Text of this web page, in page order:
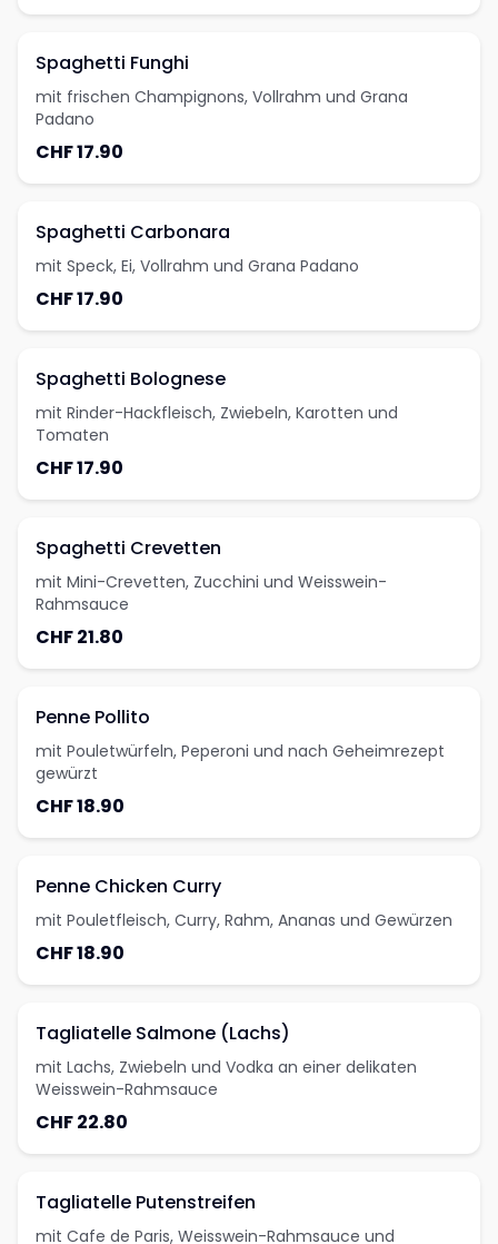
Spaghetti Funghi
mit frischen Champignons, Vollrahm und Grana
Padano
CHF 17.90
Spaghetti Carbonara
mit Speck, Ei, Vollrahm und Grana Padano
CHF 17.90
Spaghetti Bolognese
mit Rinder-Hackfleisch, Zwiebeln, Karotten und
Tomaten
CHF 17.90
Spaghetti Crevetten
mit Mini-Crevetten, Zucchini und Weisswein-
Rahmsauce
CHF 21.80
Penne Pollito
mit Pouletwürfeln, Peperoni und nach Geheimrezept
gewürzt
CHF 18.90
Penne Chicken Curry
mit Pouletfleisch, Curry, Rahm, Ananas und Gewürzen
CHF 18.90
Tagliatelle Salmone (Lachs)
mit Lachs, Zwiebeln und Vodka an einer delikaten
Weisswein-Rahmsauce
CHF 22.80
Tagliatelle Putenstreifen
mit Cafe de Paris, Weisswein-Rahmsauce und